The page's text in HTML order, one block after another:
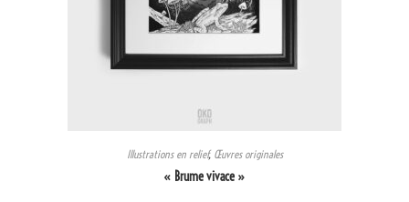
Illustrations en relief, Œuvres originales
« Brume vivace »